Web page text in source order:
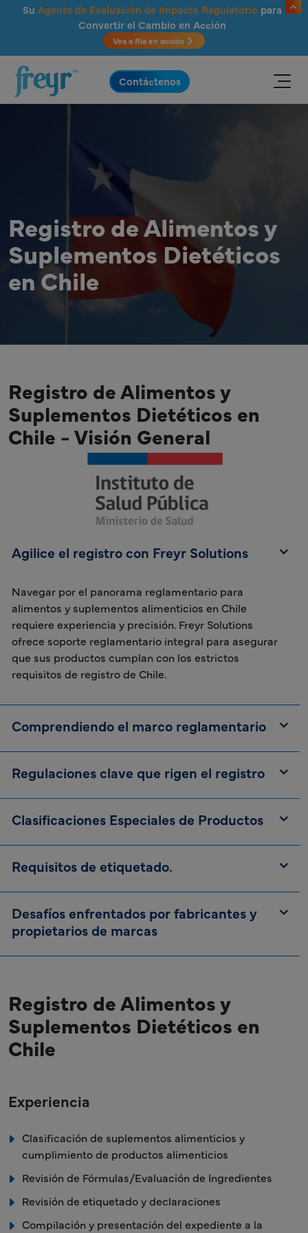
Saltar al contenido principal
Su Agente de Evaluación de Impacto Regulatorio para
Convertir el Cambio en Acción
Vea a Ria en acción
.
Contáctenos
Registro de Alimentos y
Suplementos Dietéticos
en Chile
Registro de Alimentos y
Suplementos Dietéticos en
Chile - Visión General
Agilice el registro con Freyr Solutions
Navegar por el panorama reglamentario para
alimentos y suplementos alimenticios en Chile
requiere experiencia y precisión. Freyr Solutions
ofrece soporte reglamentario integral para asegurar
que sus productos cumplan con los estrictos
requisitos de registro de Chile.
Comprendiendo el marco reglamentario
Regulaciones clave que rigen el registro
Clasificaciones Especiales de Productos
Requisitos de etiquetado.
Desafíos enfrentados por fabricantes y
propietarios de marcas
Registro de Alimentos y
Suplementos Dietéticos en
Chile
Experiencia
Clasificación de suplementos alimenticios y
cumplimiento de productos alimenticios
Revisión de Fórmulas/Evaluación de Ingredientes
Revisión de etiquetado y declaraciones
Compilación y presentación del expediente a la